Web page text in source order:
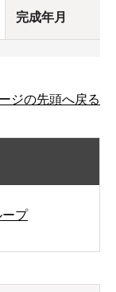
完成年月
ジの先頭へ戻る
プ